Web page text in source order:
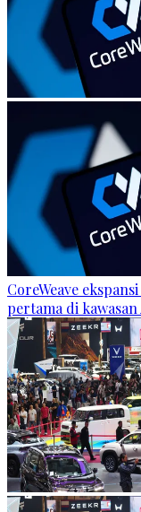
CoreWeave
pertama di